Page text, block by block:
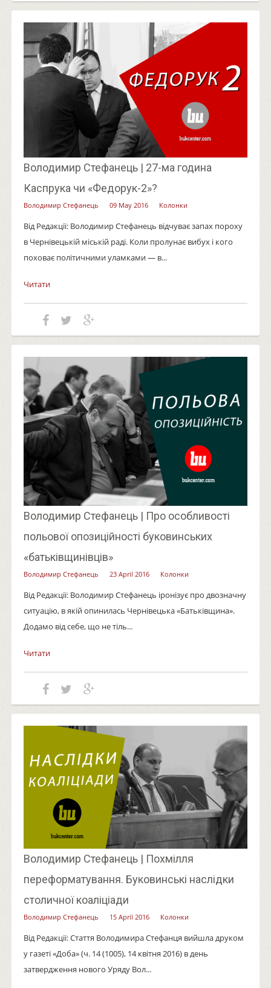
Володимир Стефанець | 27-ма година
Каспрука чи «Федорук-2»?
Володимир Стефанець 09 May 2016 Колонки
Від Редакції: Володимир Стефанець відчуває запах пороху
в Чернівецькій міській раді. Коли пролунає вибух і кого
поховає політичними уламками — в...
Читати
Володимир Стефанець | Про особливості
польової опозиційності буковинських
«батьківщинівців»
Володимир Стефанець 23 April 2016 Колонки
Від Редакції: Володимир Стефанець іронізує про двозначну
ситуацію, в якій опинилась Чернівецька «Батьківщина».
Додамо від себе, що не тіль...
Читати
Володимир Стефанець | Похмілля
переформатування. Буковинські наслідки
столичної коаліціади
Володимир Стефанець 15 April 2016 Колонки
Від Редакції: Стаття Володимира Стефанця вийшла друком
у газеті «Доба» (ч. 14 (1005), 14 квітня 2016) в день
затвердження нового Уряду Вол...